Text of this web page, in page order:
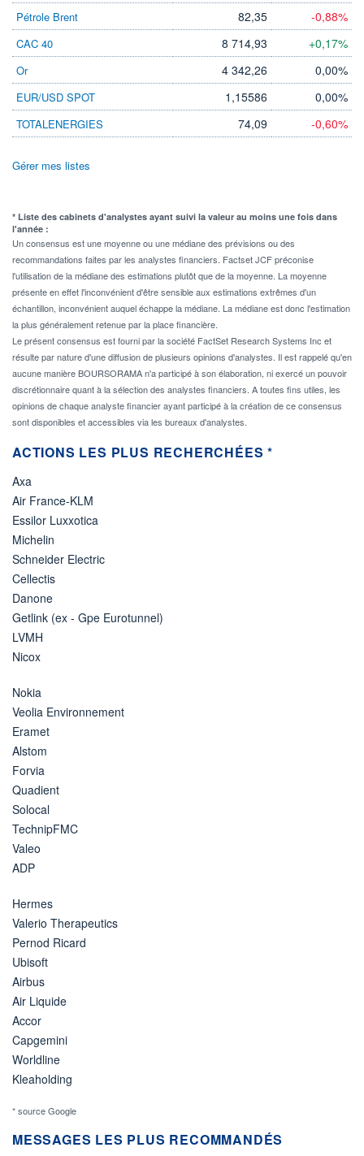
Pétrole Brent 82,35 -0,88%
CAC 40 8 714,93 +0,17%
Or 4 342,26 0,00%
EUR/USD SPOT 1,15586 0,00%
TOTALENERGIES 74,09 -0,60%
Gérer mes listes
* Liste des cabinets d'analystes ayant suivi la valeur au moins une fois dans
l'année :
Un consensus est une moyenne ou une médiane des prévisions ou des
recommandations faites par les analystes financiers. Factset JCF préconise
l'utilisation de la médiane des estimations plutôt que de la moyenne. La moyenne
présente en effet l'inconvénient d'être sensible aux estimations extrêmes d'un
échantillon, inconvénient auquel échappe la médiane. La médiane est donc l'estimation
la plus généralement retenue par la place financière.
Le présent consensus est fourni par la société FactSet Research Systems Inc et
résulte par nature d'une diffusion de plusieurs opinions d'analystes. Il est rappelé qu'en
aucune manière BOURSORAMA n'a participé à son élaboration, ni exercé un pouvoir
discrétionnaire quant à la sélection des analystes financiers. A toutes fins utiles, les
opinions de chaque analyste financier ayant participé à la création de ce consensus
sont disponibles et accessibles via les bureaux d'analystes.
ACTIONS LES PLUS RECHERCHÉES *
Axa
Air France-KLM
Essilor Luxxotica
Michelin
Schneider Electric
Cellectis
Danone
Getlink (ex - Gpe Eurotunnel)
LVMH
Nicox
Nokia
Veolia Environnement
Eramet
Alstom
Forvia
Quadient
Solocal
TechnipFMC
Valeo
ADP
Hermes
Valerio Therapeutics
Pernod Ricard
Ubisoft
Airbus
Air Liquide
Accor
Capgemini
Worldline
Kleaholding
* source Google
MESSAGES LES PLUS RECOMMANDÉS